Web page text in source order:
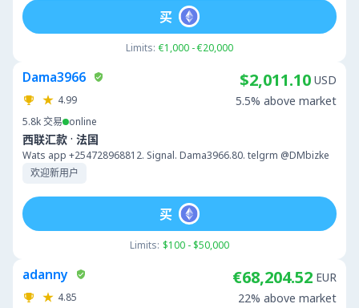
Limits: €1,000 - €20,000
买
Dama3966
4.99
5.8k交易 online
西联汇款 · 法国
Wats app +254728968812. Signal. Dama3966.80. telgrm @DMbizke
欢迎新用户
$2,011.10 USD
5.5% above market
Limits: $100 - $50,000
买
adanny
4.85
€68,204.52 EUR
22% above market